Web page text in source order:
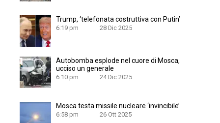
Trump, ‘telefonata costruttiva con Putin’
6:19 pm 28 Dic 2025
Autobomba esplode nel cuore di Mosca,
ucciso un generale
6:10 pm 24 Dic 2025
Mosca testa missile nucleare ‘invincibile’
6:58 pm 26 Ott 2025